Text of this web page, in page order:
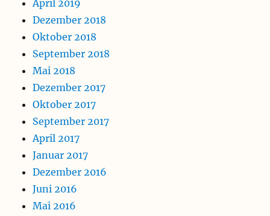
April 2019
Dezember 2018
Oktober 2018
September 2018
Mai 2018
Dezember 2017
Oktober 2017
September 2017
April 2017
Januar 2017
Dezember 2016
Juni 2016
Mai 2016